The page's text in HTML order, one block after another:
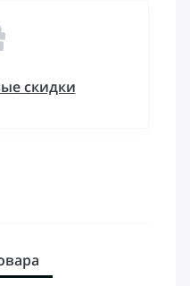
скидки